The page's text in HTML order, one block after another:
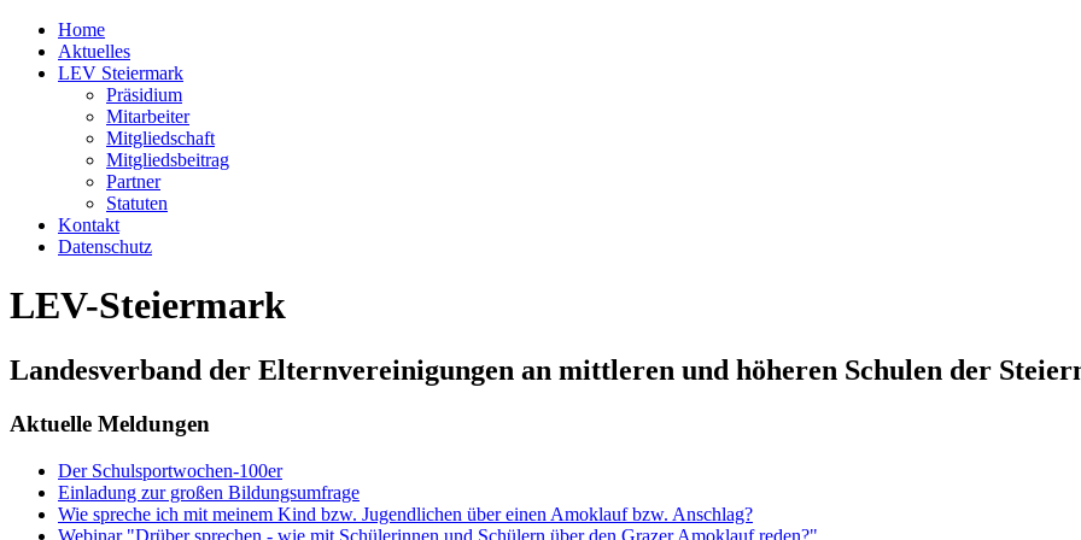
Home
Aktuelles
LEV Steiermark
Präsidium
Mitarbeiter
Mitgliedschaft
Mitgliedsbeitrag
Partner
Statuten
Kontakt
Datenschutz
LEV-Steiermark
Landesverband der Elternvereinigungen an mittleren und höheren Schulen der
Aktuelle Meldungen
Der Schulsportwochen-100er
Einladung zur großen Bildungsumfrage
Wie spreche ich mit meinem Kind bzw. Jugendlichen über einen Amoklauf bzw. Anschlag?
Webinar "Drüber sprechen - wie mit Schülerinnen und Schülern über den Grazer Amoklauf reden?"